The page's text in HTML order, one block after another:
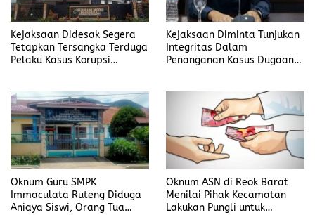
Kejaksaan Didesak Segera
Tetapkan Tersangka Terduga
Pelaku Kasus Korupsi
Kejaksaan Diminta Tunjukan
Integritas Dalam
Penanganan Kasus Dugaan
Oknum Guru SMPK
Immaculata Ruteng Diduga
Aniaya Siswi, Orang Tua
Oknum ASN di Reok Barat
Menilai Pihak Kecamatan
Lakukan Pungli untuk